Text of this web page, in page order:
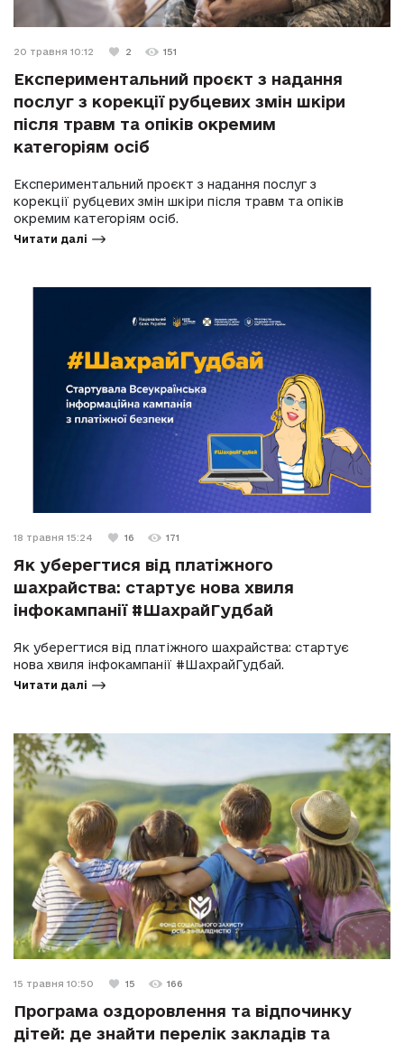
20 травня 10:12 2 151
Експериментальний проєкт з надання
послуг з корекції рубцевих змін шкіри
після травм та опіків окремим
категоріям осіб
Експериментальний проєкт з надання послуг з
корекції рубцевих змін шкіри після травм та опіків
окремим категоріям осіб.
Читати далі
18 травня 15:24 16 171
Як уберегтися від платіжного
шахрайства: стартує нова хвиля
інфокампанії #ШахрайГудбай
Як уберегтися від платіжного шахрайства: стартує
нова хвиля інфокампанії #ШахрайГудбай.
Читати далі
15 травня 10:50 15 166
Програма оздоровлення та відпочинку
дітей: де знайти перелік закладів та